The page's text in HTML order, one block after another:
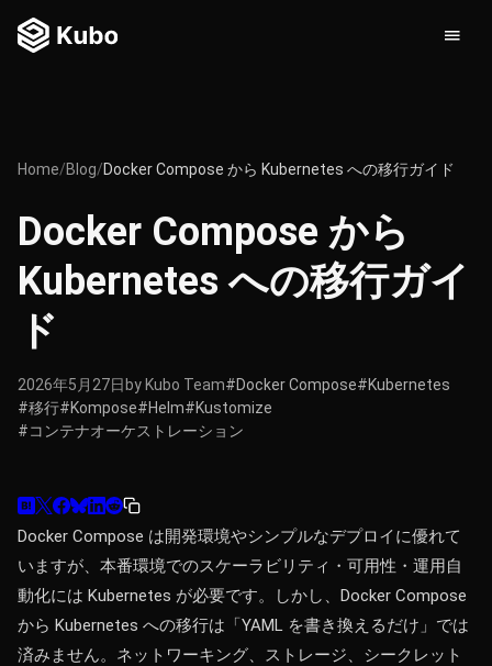
Home/Blog/Docker Compose から Kubernetes への移行ガイド
Docker Compose から
Kubernetes への移行ガイ
ド
2026年5月27日 by Kubo Team#Docker Compose#Kubernetes
#移行#Kompose#Helm#Kustomize
#コンテナオーケストレーション
Docker Compose は開発環境やシンプルなデプロイに優れて
いますが、本番環境でのスケーラビリティ・可用性・運用自
動化には Kubernetes が必要です。しかし、Docker Compose
から Kubernetes への移行は「YAML を書き換えるだけ」では
済みません。ネットワーキング、ストレージ、シークレット